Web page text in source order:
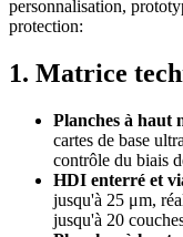
personnalisation,
protection:
1. Matrice
Planches à haut
cartes de base
contrôle du biais
HDI enterré et
jusqu'à 25 μm,
jusqu'à 20